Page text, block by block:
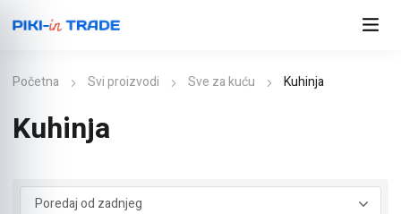
Početna Svi proizvodi Sve za kuću Kuhinja
Kuhinja